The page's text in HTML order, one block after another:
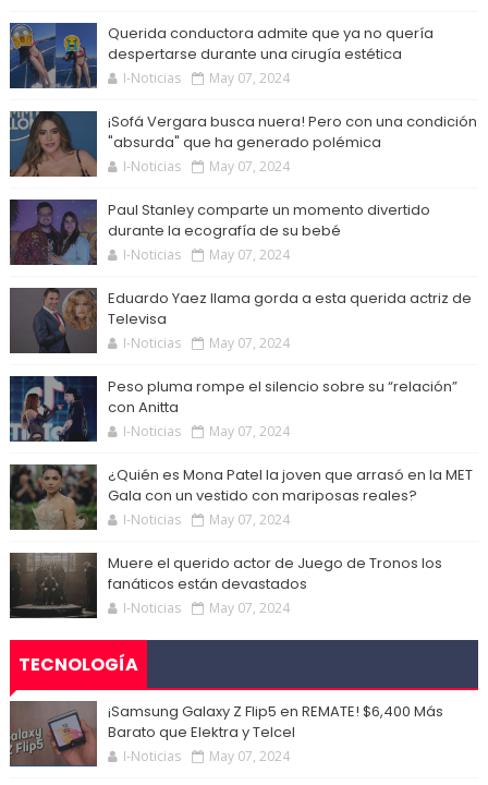
Querida conductora admite que ya no quería
despertarse durante una cirugía estética
I-Noticias May 07, 2024
¡Sofá Vergara busca nuera! Pero con una condición
"absurda" que ha generado polémica
I-Noticias May 07, 2024
Paul Stanley comparte un momento divertido
durante la ecografía de su bebé
I-Noticias May 07, 2024
Eduardo Yaez llama gorda a esta querida actriz de
Televisa
I-Noticias May 07, 2024
Peso pluma rompe el silencio sobre su “relación”
con Anitta
I-Noticias May 07, 2024
¿Quién es Mona Patel la joven que arrasó en la MET
Gala con un vestido con mariposas reales?
I-Noticias May 07, 2024
Muere el querido actor de Juego de Tronos los
fanáticos están devastados
I-Noticias May 07, 2024
TECNOLOGÍA
¡Samsung Galaxy Z Flip5 en REMATE! $6,400 Más
Barato que Elektra y Telcel
I-Noticias May 07, 2024